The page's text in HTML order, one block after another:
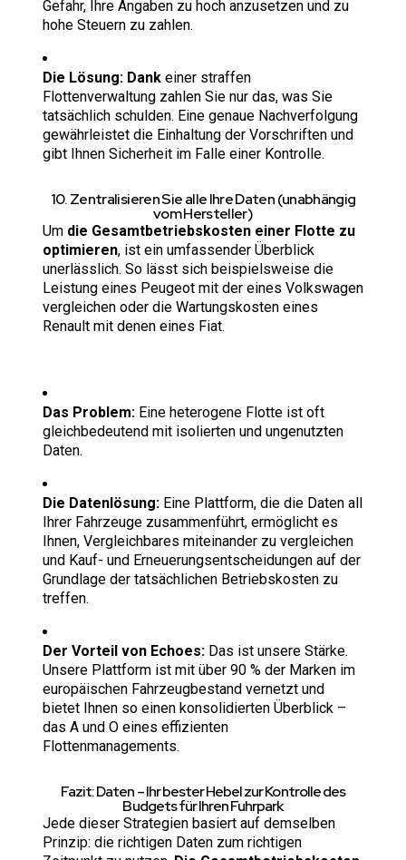
Gefahr, Ihre Angaben zu hoch anzusetzen und zu
hohe Steuern zu zahlen.
Die Lösung: Dank einer straffen
Flottenverwaltung zahlen Sie nur das, was Sie
tatsächlich schulden. Eine genaue Nachverfolgung
gewährleistet die Einhaltung der Vorschriften und
gibt Ihnen Sicherheit im Falle einer Kontrolle.
10. Zentralisieren Sie alle Ihre Daten (unabhängig
vom Hersteller)
Um die Gesamtbetriebskosten einer Flotte zu
optimieren, ist ein umfassender Überblick
unerlässlich. So lässt sich beispielsweise die
Leistung eines Peugeot mit der eines Volkswagen
vergleichen oder die Wartungskosten eines
Renault mit denen eines Fiat.
Das Problem: Eine heterogene Flotte ist oft
gleichbedeutend mit isolierten und ungenutzten
Daten.
Die Datenlösung: Eine Plattform, die die Daten all
Ihrer Fahrzeuge zusammenführt, ermöglicht es
Ihnen, Vergleichbares miteinander zu vergleichen
und Kauf- und Erneuerungsentscheidungen auf der
Grundlage der tatsächlichen Betriebskosten zu
treffen.
Der Vorteil von Echoes: Das ist unsere Stärke.
Unsere Plattform ist mit über 90 % der Marken im
europäischen Fahrzeugbestand vernetzt und
bietet Ihnen so einen konsolidierten Überblick –
das A und O eines effizienten
Flottenmanagements.
Fazit: Daten – Ihr bester Hebel zur Kontrolle des
Budgets für Ihren Fuhrpark
Jede dieser Strategien basiert auf demselben
Prinzip: die richtigen Daten zum richtigen